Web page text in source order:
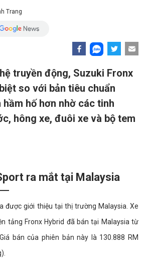
Trang
truyền động, Suzuki Fronx
so với bản tiêu chuẩn
hố hơn nhờ các tinh
hông xe, đuôi xe và bộ tem
ra mắt tại Malaysia
được giới thiệu tại thị trường Malaysia. Xe
tảng Fronx Hybrid đã bán tại Malaysia từ
bán của phiên bản này là 130.888 RM